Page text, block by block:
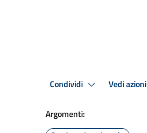
Condividi Vedi azioni
Argomenti: